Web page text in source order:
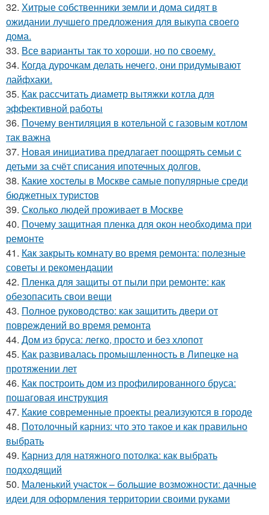
32. Хитрые собственники земли и дома сидят в
ожидании лучшего предложения для выкупа своего
дома.
33. Все варианты так то хороши, но по своему.
34. Когда дурочкам делать нечего, они придумывают
лайфхаки.
35. Как рассчитать диаметр вытяжки котла для
эффективной работы
36. Почему вентиляция в котельной с газовым котлом
так важна
37. Новая инициатива предлагает поощрять семьи с
детьми за счёт списания ипотечных долгов.
38. Какие хостелы в Москве самые популярные среди
бюджетных туристов
39. Сколько людей проживает в Москве
40. Почему защитная пленка для окон необходима при
ремонте
41. Как закрыть комнату во время ремонта: полезные
советы и рекомендации
42. Пленка для защиты от пыли при ремонте: как
обезопасить свои вещи
43. Полное руководство: как защитить двери от
повреждений во время ремонта
44. Дом из бруса: легко, просто и без хлопот
45. Как развивалась промышленность в Липецке на
протяжении лет
46. Как построить дом из профилированного бруса:
пошаговая инструкция
47. Какие современные проекты реализуются в городе
48. Потолочный карниз: что это такое и как правильно
выбрать
49. Карниз для натяжного потолка: как выбрать
подходящий
50. Маленький участок – большие возможности: дачные
идеи для оформления территории своими руками